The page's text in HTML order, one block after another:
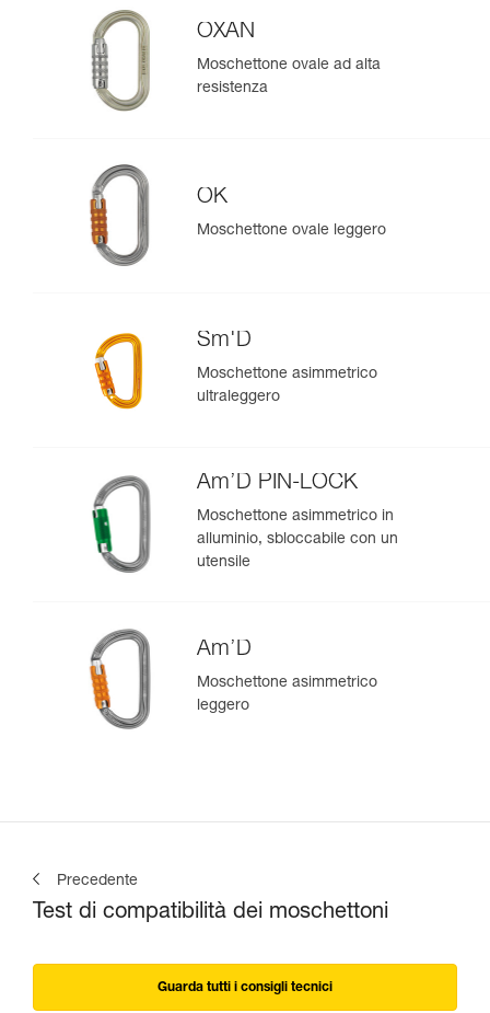
OXAN
Moschettone ovale ad alta
resistenza
OK
Moschettone ovale leggero
Sm'D
Moschettone asimmetrico
ultraleggero
Am’D PIN-LOCK
Moschettone asimmetrico in
alluminio, sbloccabile con un
utensile
Am’D
Moschettone asimmetrico
leggero
Precedente
Test di compatibilità dei moschettoni
Guarda tutti i consigli tecnici